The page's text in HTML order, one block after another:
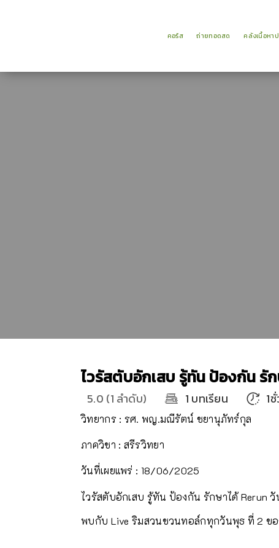
คอร์ส ถ่ายทอดสด คลังเนื้อหา
ไวรัสตับอักเสบ รู้ทัน ป้องกัน รั
5.0 (1 ลำดับ) 1 บทเรียน 1
วิทยากร : รศ. พญ.มณีรัตน์ ชยานุภัทร์กุล
ภาควิชา : สรีรวิทยา
วันที่เผยแพร่ : 18/06/2025
ไวรัสตับอักเสบ รู้ทัน ป้องกัน รักษาได้ Rerun
พบกับ Live ริมสวนชวนทอล์กทุกวันพุธ ที่ 2 ขอ